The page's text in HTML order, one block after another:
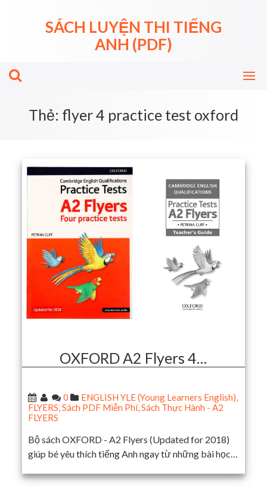
SÁCH LUYỆN THI TIẾNG
ANH (PDF)
Thẻ: flyer 4 practice test oxford
OXFORD A2 Flyers 4…
0 ENGLISH YLE (Young Learners English),
FLYERS,Sách PDF Miễn Phí,Sách Thực Hành - A2
FLYERS
Bộ sách OXFORD - A2 Flyers (Updated for 2018)
giúp bé yêu thích tiếng Anh ngay từ những bài học…